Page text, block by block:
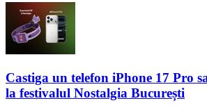
Castiga un telefon iPhone 17 Pro
la festivalul Nostalgia București